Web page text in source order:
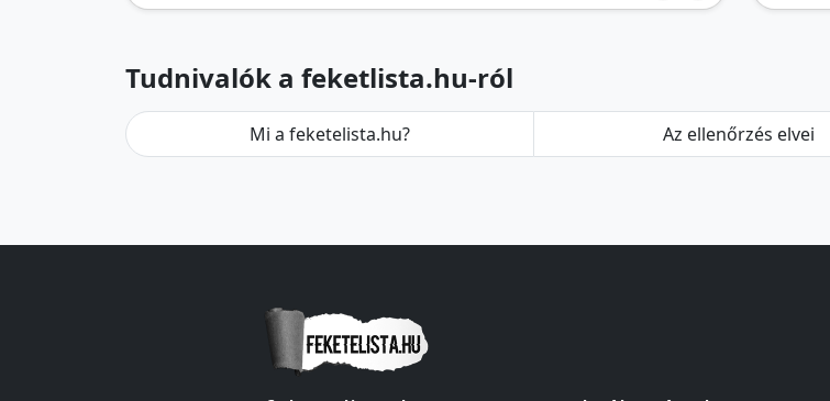
Tudnivalók a feketlista.hu-ról
Mi a feketelista.hu? Az ellenőrzés elvei